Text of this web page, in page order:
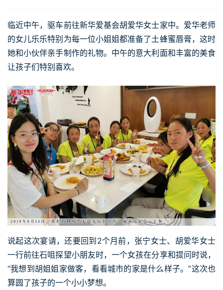
临近中午，驱车前往新华爱基会胡爱华女士家中。爱华老师
的女儿乐乐特别为每一位小姐姐都准备了土蜂蜜唇膏，这时
她和小伙伴亲手制作的礼物。中午的意大利面和丰富的美食
让孩子们特别喜欢。
说起这次宴请，还要回到2个月前，张宁女士、胡爱华女士
一行前往石咀探望小朋友时，一个女孩在分享和提问时说，
“我想到胡姐姐家做客，看看城市的家是什么样子。”这次也
算圆了孩子的一个小小梦想。